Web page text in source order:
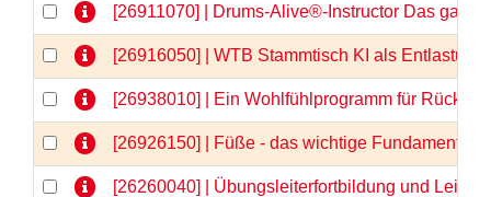
[26911070] | Drums-Alive®-Instructor Das
[26916050] | WTB Stammtisch KI als
[26938010] | Ein Wohlfühlprogramm für Rücken
[26926150] | Füße - das wichtige Fundament -
[26260040] | Übungsleiterfortbildung und